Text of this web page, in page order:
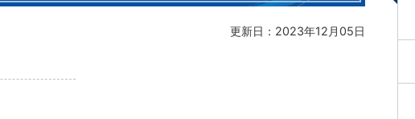
更新日：2023年12月05日